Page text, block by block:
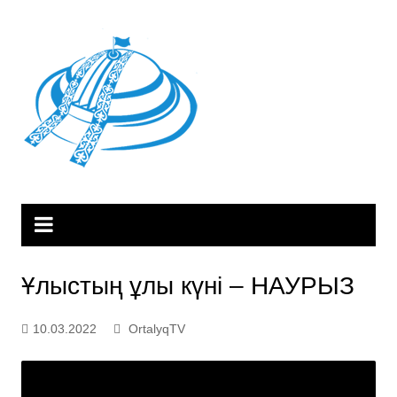
Ұлыстың ұлы күні – НАУРЫЗ
10.03.2022 OrtalyqTV